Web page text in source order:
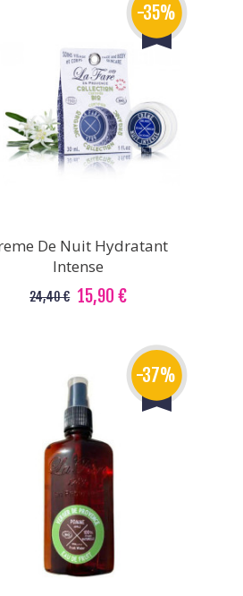
-35%
De Nuit Hydratant
Intense
24,40 € 15,90 €
-37%